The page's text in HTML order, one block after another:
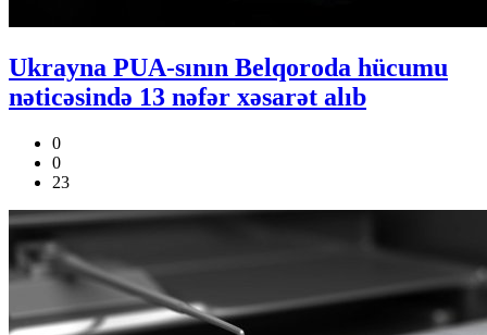
Ukrayna PUA-sının Belqoroda hücumu
nəticəsində 13 nəfər xəsarət alıb
0
0
23